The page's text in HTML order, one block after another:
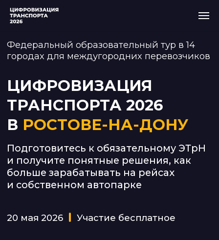
ЦИФРОВИЗАЦИЯ
ВРОСТОВЕ-НА-ДОНУ
Подготовитесь к обязательному ЭТрН
больше зарабатывать на рейсах
и собственном автопарке
городах для междугородних перевозчиков
Регистрация закрыта
20 мая 2026